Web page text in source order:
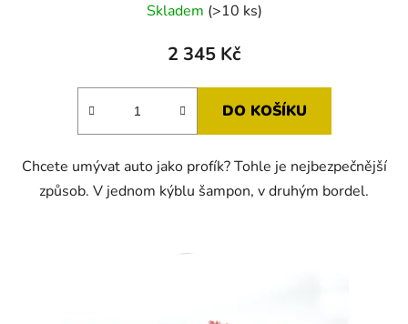
hodnocení
produktu
5,0
hvězdiček.
Skladem (>10 ks)
2 345 Kč
DO KOŠÍKU
Chcete umývat auto jako profík? Tohle je nejbezpečnější
způsob. V jednom kýblu šampon, v druhým bordel.